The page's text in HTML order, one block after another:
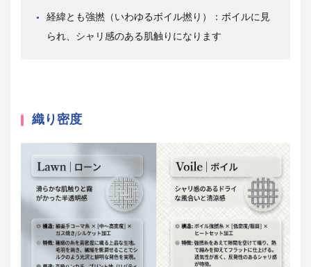
経緯とも強撚（いわゆるボイル撚り）：ボイルに見
られ、シャリ感のある肌触りになります
織り密度